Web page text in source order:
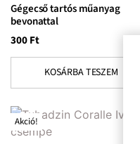
Gégecső tartós műanyag
bevonattal
300Ft
KOSÁRBA TESZEM
Akció!